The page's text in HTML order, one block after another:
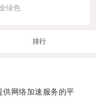
绿色
排行
网络加速服务的平